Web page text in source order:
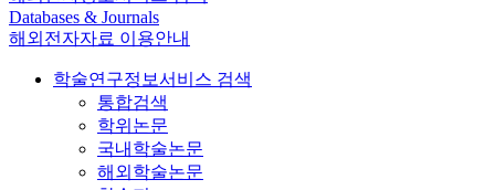
Databases & Journals
해외전자자료 이용안내
학술연구정보서비스 검색
통합검색
학위논문
국내학술논문
해외학술논문